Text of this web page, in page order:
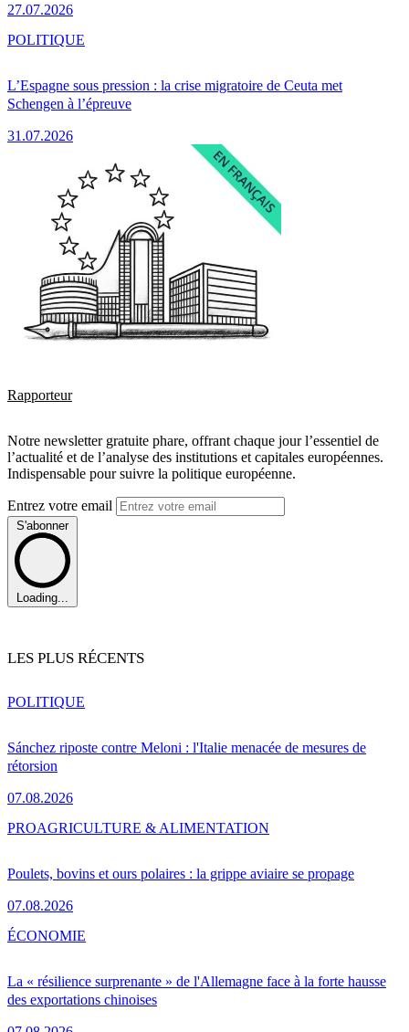
27.07.2026
L’Espagne sous pression : la crise migratoire de Ceuta met
Schengen à l’épreuve
31.07.2026
POLITIQUE
Rapporteur
Notre newsletter gratuite phare, offrant chaque jour l’essentiel de
l’actualité et de l’analyse des institutions et capitales européennes.
Indispensable pour suivre la politique européenne.
Entrez votre email
S'abonner
Loading...
LES PLUS RÉCENTS
Sánchez riposte contre Meloni : l'Italie menacée de mesures de
rétorsion
07.08.2026
POLITIQUE
Poulets, bovins et ours polaires : la grippe aviaire se propage
07.08.2026
PROAGRICULTURE & ALIMENTATION
La « résilience surprenante » de l'Allemagne face à la forte hausse
des exportations chinoises
ÉCONOMIE